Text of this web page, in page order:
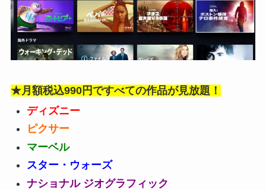
★月額税込990円ですべての作品が見放題！
ディズニー
ピクサー
マーベル
スター・ウォーズ
ナショナル ジオグラフィック